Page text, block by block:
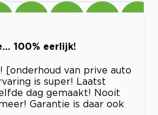
100% eerlijk!
[onderhoud van prive auto
is super! Laatst
dag gemaakt! Nooit
Garantie is daar ook